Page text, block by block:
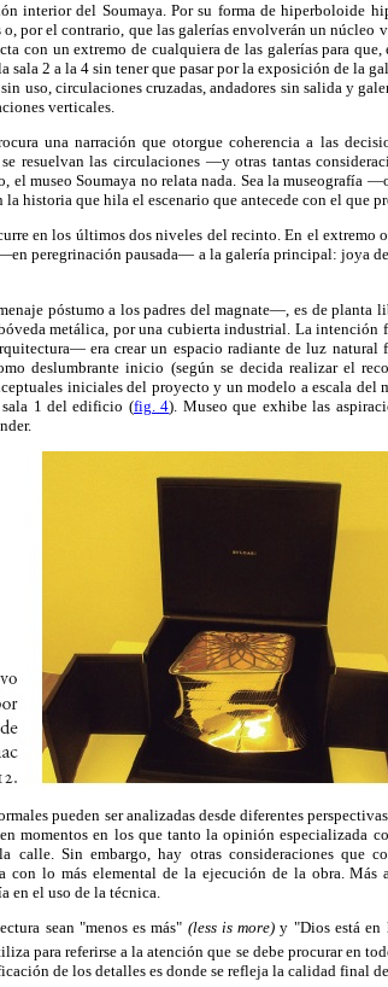
interior del Soumaya. Por su forma de hiperboloide
por el contrario, que las galerías envolverán un núcleo
con un extremo de cualquiera de las galerías para
sala 2 a la 4 sin tener que pasar por la exposición de la
uso, circulaciones cruzadas, andadores sin salida y
verticales.
una narración que otorgue coherencia a las
resuelvan las circulaciones —y otras tantas
el museo Soumaya no relata nada. Sea la museografía
historia que hila el escenario que antecede con el que
en los últimos dos niveles del recinto. En el extremo
peregrinación pausada— a la galería principal: joya de
póstumo a los padres del magnate—, es de planta
metálica, por una cubierta industrial. La
era crear un espacio radiante de luz natural
deslumbrante inicio (según se decida realizar el
iniciales del proyecto y un modelo a escala del
sala 1 del edificio (fig. 4). Museo que exhibe las
pueden ser analizadas desde diferentes
momentos en los que tanto la opinión especializada
calle. Sin embargo, hay otras consideraciones que
con lo más elemental de la ejecución de la obra. Más
en el uso de la técnica.
sean "menos es más" (less is more) y "Dios está en
para referirse a la atención que se debe procurar en
de los detalles es donde se refleja la calidad final de